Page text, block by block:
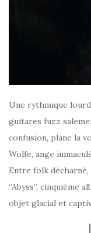
Une rythmique
guitares fuzz
confusion, plane la
Wolfe, ange
Entre folk
“Abyss”, cinquième
objet glacial et